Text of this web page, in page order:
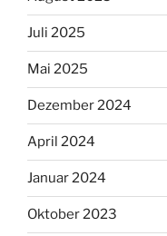
Juli 2025
Mai 2025
Dezember 2024
April 2024
Januar 2024
Oktober 2023